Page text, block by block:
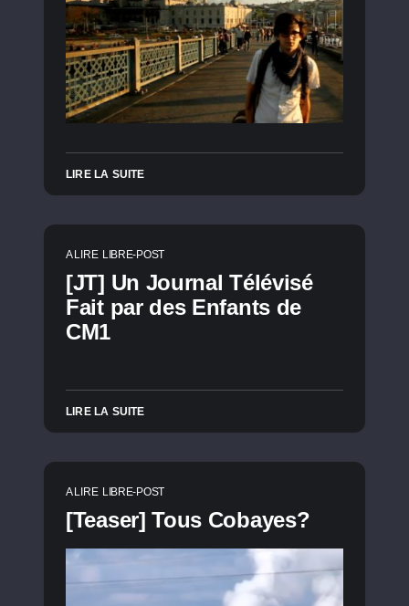
LIRE LA SUITE
A LIRE LIBRE-POST
[JT] Un Journal Télévisé
Fait par des Enfants de
CM1
LIRE LA SUITE
A LIRE LIBRE-POST
[Teaser] Tous Cobayes?